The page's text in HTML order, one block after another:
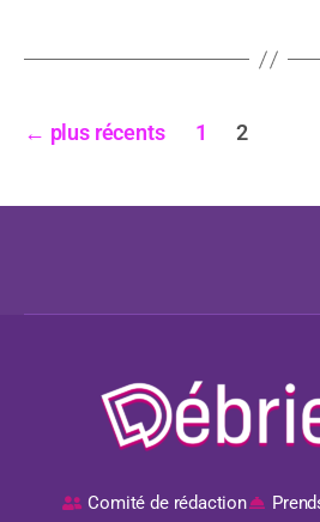
← plus récents 1 2
Comité de rédaction